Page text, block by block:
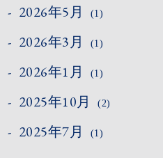
2026年5月 (1)
2026年3月 (1)
2026年1月 (1)
2025年10月 (2)
2025年7月 (1)